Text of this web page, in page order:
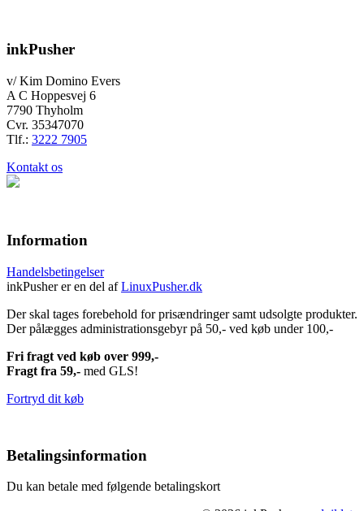
inkPusher
v/ Kim Domino Evers
A C Hoppesvej 6
7790 Thyholm
Cvr. 35347070
Tlf.: 3222 7905
Kontakt os
Information
Handelsbetingelser
inkPusher er en del afLinuxPusher.dk
Der skal tages forebehold for prisændringer samt udsolgte produkter.
Der pålægges administrationsgebyr på 50,- ved køb under 100,-
Fri fragt ved køb over 999,-
Fragt fra 59,- med GLS!
Fortryd dit køb
Betalingsinformation
Du kan betale med følgende betalingskort